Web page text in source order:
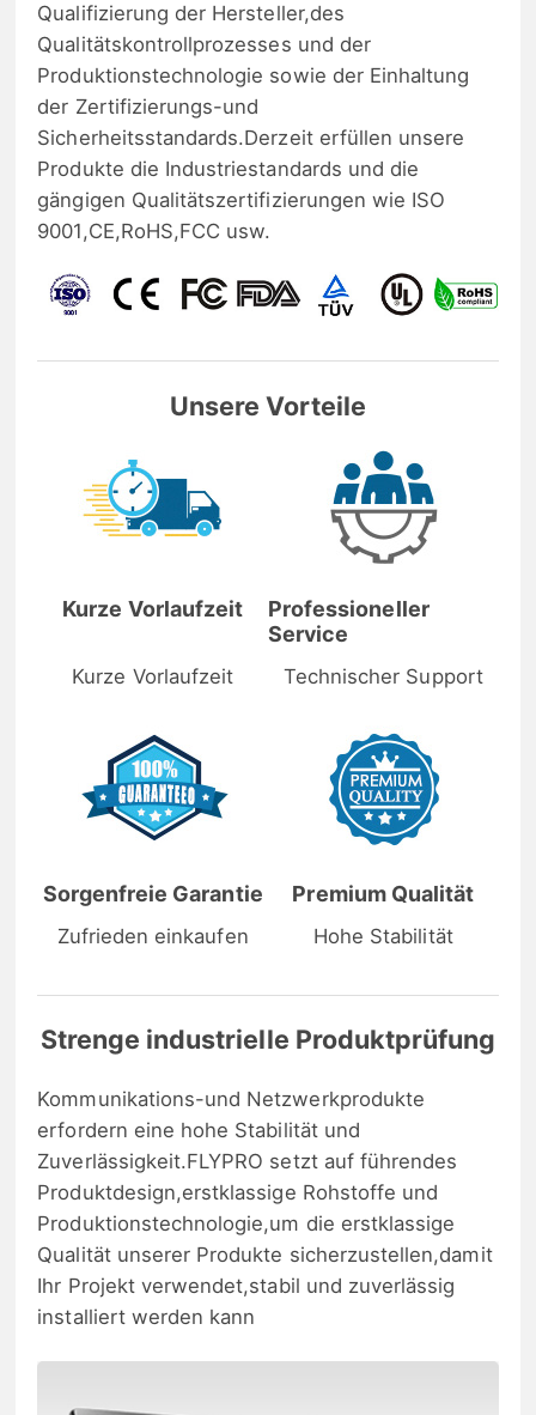
Qualifizierung der Hersteller,des
Qualitätskontrollprozesses und der
Produktionstechnologie sowie der Einhaltung
der Zertifizierungs-und
Sicherheitsstandards.Derzeit erfüllen unsere
Produkte die Industriestandards und die
gängigen Qualitätszertifizierungen wie ISO
9001,CE,RoHS,FCC usw.
Unsere Vorteile
Kurze Vorlaufzeit
Kurze Vorlaufzeit
Professioneller
Service
Technischer Support
Sorgenfreie Garantie
Zufrieden einkaufen
Premium Qualität
Hohe Stabilität
Strenge industrielle Produktprüfung
Kommunikations-und Netzwerkprodukte
erfordern eine hohe Stabilität und
Zuverlässigkeit.FLYPRO setzt auf führendes
Produktdesign,erstklassige Rohstoffe und
Produktionstechnologie,um die erstklassige
Qualität unserer Produkte sicherzustellen,damit
Ihr Projekt verwendet,stabil und zuverlässig
installiert werden kann